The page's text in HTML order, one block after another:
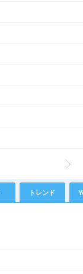
トレンド